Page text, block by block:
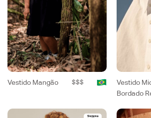
Vestido Mangão $$$
Vestido
Bordado